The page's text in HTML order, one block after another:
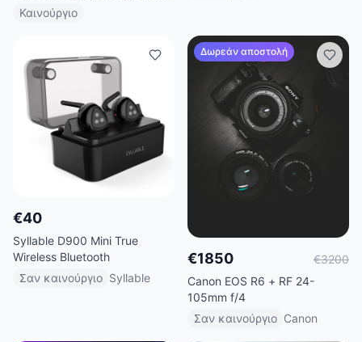
Bust
Καινούργιο
€40
Syllable D900 Mini True
Wireless Bluetooth
Σαν καινούργιο Syllable
Δωρεάν αποστολή
€1850 €3200
Canon EOS R6 + RF 24-
105mm f/4
Σαν καινούργιο Canon